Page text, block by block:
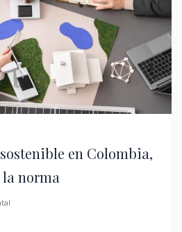
en Colombia,
norma